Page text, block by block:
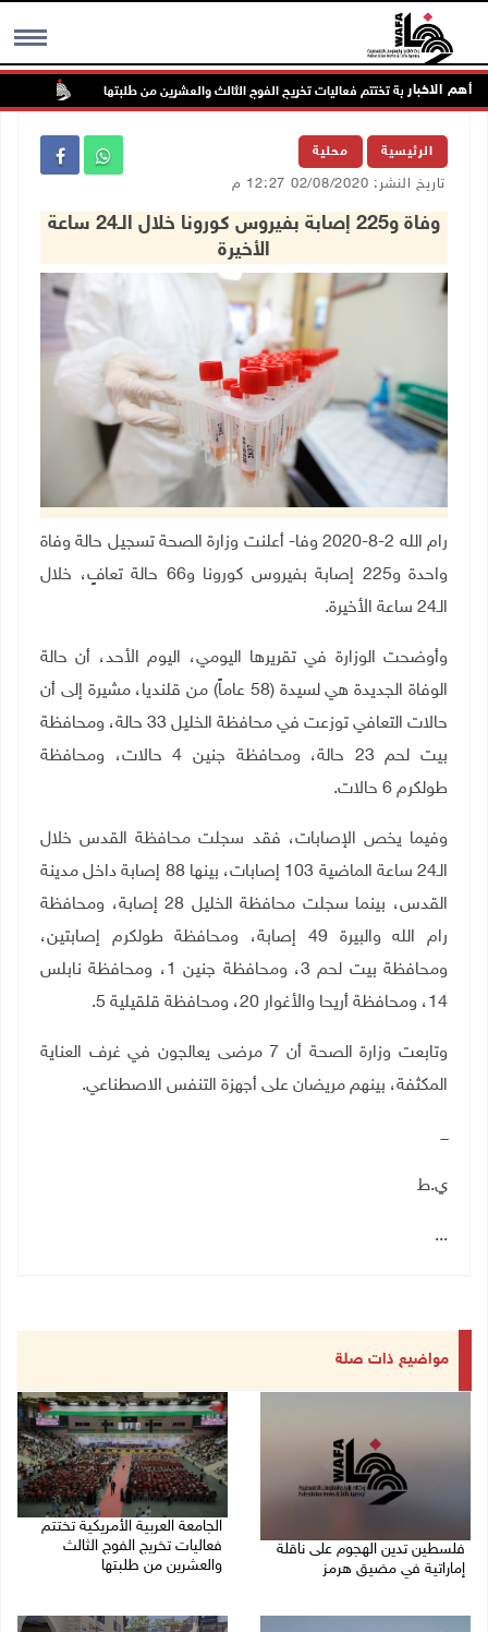
MENU أهم الاخبار
الأمريكية تختتم فعاليات تخريج الفوج الثالث والعشرين من طلبتها
الرئيسية محلية
تاريخ النشر: 02/08/2020 12:27 م
وفاة و225 إصابة بفيروس كورونا خلال الـ24 ساعة
الأخيرة
رام الله 2-8-2020 وفا- أعلنت وزارة الصحة تسجيل حالة وفاة
واحدة و225 إصابة بفيروس كورونا و66 حالة تعافٍ، خلال
الـ24 ساعة الأخيرة.
وأوضحت الوزارة في تقريرها اليومي، اليوم الأحد، أن حالة
الوفاة الجديدة هي لسيدة (58 عاماً) من قلنديا، مشيرة إلى أن
حالات التعافي توزعت في محافظة الخليل 33 حالة، ومحافظة
بيت لحم 23 حالة، ومحافظة جنين 4 حالات، ومحافظة
طولكرم 6 حالات
.
وفيما يخص الإصابات، فقد سجلت محافظة القدس خلال
الـ24 ساعة الماضية 103 إصابات، بينها 88 إصابة داخل مدينة
القدس، بينما سجلت محافظة الخليل 28 إصابة، ومحافظة
رام الله والبيرة 49 إصابة، ومحافظة طولكرم إصابتين،
ومحافظة بيت لحم 3، ومحافظة جنين 1، ومحافظة نابلس
14، ومحافظة أريحا والأغوار 20، ومحافظة قلقيلية 5
.
وتابعت وزارة الصحة أن 7 مرضى يعالجون في غرف العناية
المكثفة، بينهم مريضان على أجهزة التنفس الاصطناعي.
ـــ
ي.ط
...
مواضيع ذات صلة
فلسطين تدين الهجوم على ناقلة
إماراتية في مضيق هرمز
الجامعة العربية الأمريكية تختتم
فعاليات تخريج الفوج الثالث
والعشرين من طلبتها